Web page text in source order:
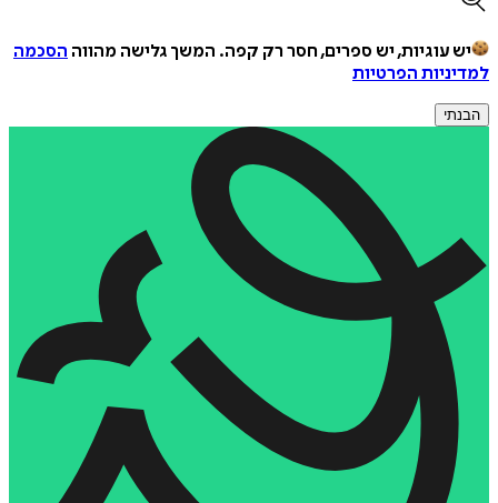
יש עוגיות, יש ספרים, חסר רק קפה. המשך גלישה מהווה הסכמה
למדיניות הפרטיות
הבנתי